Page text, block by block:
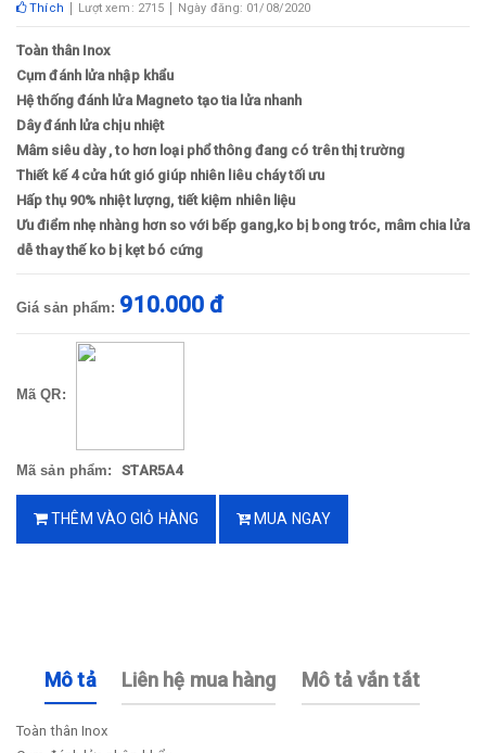
Thích Lượt xem: 2715 Ngày đăng: 01/08/2020
Toàn thân Inox
Cụm đánh lửa nhập khẩu
Hệ thống đánh lửa Magneto tạo tia lửa nhanh
Dây đánh lửa chịu nhiệt
Mâm siêu dày , to hơn loại phổ thông đang có trên thị trường
Thiết kế 4 cửa hút gió giúp nhiên liêu cháy tối ưu
Hấp thụ 90% nhiệt lượng, tiết kiệm nhiên liệu
Ưu điểm nhẹ nhàng hơn so với bếp gang,ko bị bong tróc, mâm chia lửa
dễ thay thế ko bị kẹt bó cứng
Giá sản phẩm: 910.000 đ
Mã QR:
Mã sản phẩm: STAR5A4
THÊM VÀO GIỎ HÀNG MUA NGAY
Mô tả Liên hệ mua hàng Mô tả vắn tắt
Toàn thân Inox